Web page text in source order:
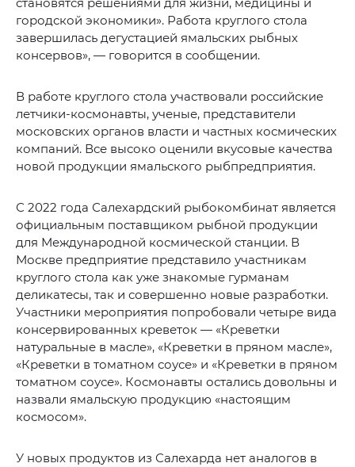
городской экономики». Работа круглого стола
завершилась дегустацией ямальских рыбных
консервов», — говорится в сообщении.
В работе круглого стола участвовали российские
летчики-космонавты, ученые, представители
московских органов власти и частных космических
компаний. Все высоко оценили вкусовые качества
новой продукции ямальского рыбпредприятия.
С 2022 года Салехардский рыбокомбинат является
официальным поставщиком рыбной продукции
для Международной космической станции. В
Москве предприятие представило участникам
круглого стола как уже знакомые гурманам
деликатесы, так и совершенно новые разработки.
Участники мероприятия попробовали четыре вида
консервированных креветок — «Креветки
натуральные в масле», «Креветки в пряном масле»,
«Креветки в томатном соусе» и «Креветки в пряном
томатном соусе». Космонавты остались довольны и
назвали ямальскую продукцию «настоящим
космосом».
У новых продуктов из Салехарда нет аналогов в